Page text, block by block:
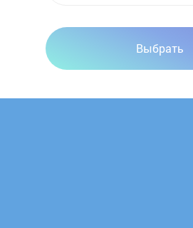
Выбрать